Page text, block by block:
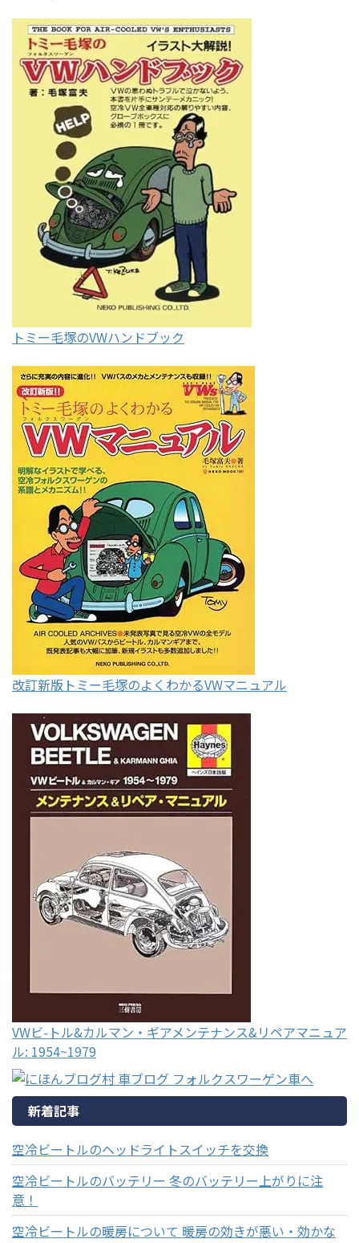
トミー毛塚のVWハンドブック
改訂新版トミー毛塚のよくわかるVWマニュアル
VWビ-トル&カルマン・ギアメンテナンス&リペアマニュア
ル: 1954~1979
新着記事
空冷ビートルのヘッドライトスイッチを交換
空冷ビートルのバッテリー 冬のバッテリー上がりに注
意！
空冷ビートルの暖房について 暖房の効きが悪い・効かな